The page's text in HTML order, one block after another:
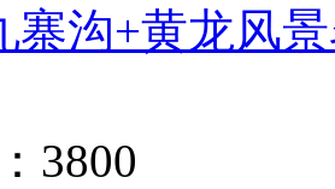
寨沟+黄龙风
3800